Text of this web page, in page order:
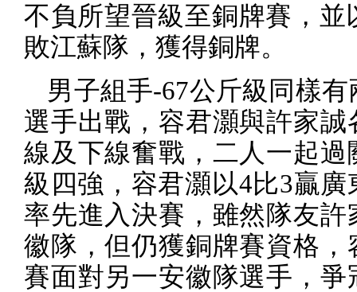
不負所望晉級至銅牌賽，並
敗江蘇隊，獲得銅牌。
男子組手-67公斤級同樣有
選手出戰，容君灝與許家誠
線及下線奮戰，二人一起過
級四強，容君灝以4比3贏廣
率先進入決賽，雖然隊友許
徽隊，但仍獲銅牌賽資格，
賽面對另一安徽隊選手，爭